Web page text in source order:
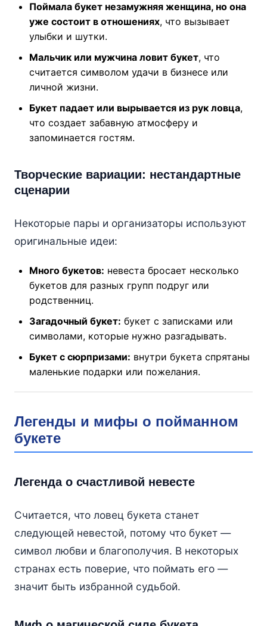
Поймала букет незамужняя женщина, но она
уже состоит в отношениях, что вызывает
улыбки и шутки.
Мальчик или мужчина ловит букет, что
считается символом удачи в бизнесе или
личной жизни.
Букет падает или вырывается из рук ловца,
что создает забавную атмосферу и
запоминается гостям.
Творческие вариации: нестандартные
сценарии
Некоторые пары и организаторы используют
оригинальные идеи:
Много букетов: невеста бросает несколько
букетов для разных групп подруг или
родственниц.
Загадочный букет: букет с записками или
символами, которые нужно разгадывать.
Букет с сюрпризами: внутри букета спрятаны
маленькие подарки или пожелания.
Легенды и мифы о пойманном
букетe
Легенда о счастливой невесте
Считается, что ловец букета станет
следующей невестой, потому что букет —
символ любви и благополучия. В некоторых
странах есть поверие, что поймать его —
значит быть избранной судьбой.